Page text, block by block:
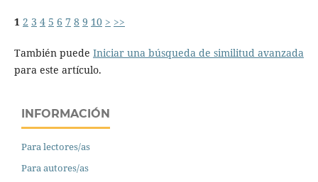
1 2 3 4 5 6 7 8 9 10 > >>
También puede Iniciar una búsqueda de similitud avanzada
para este artículo.
INFORMACIÓN
Para lectores/as
Para autores/as